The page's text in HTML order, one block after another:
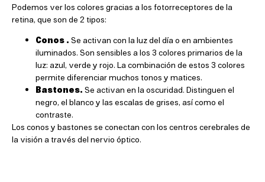
Podemos ver los colores gracias a los fotorreceptores de la
retina, que son de 2 tipos:
Conos .Se activan con la luz del día o en ambientes
iluminados. Son sensibles a los 3 colores primarios de la
luz: azul, verde y rojo. La combinación de estos 3 colores
permite diferenciar muchos tonos y matices.
Bastones.Se activan en la oscuridad. Distinguen el
negro, el blanco y las escalas de grises, así como el
contraste.
Los conos y bastones se conectan con los centros cerebrales de
la visión a través del nervio óptico.